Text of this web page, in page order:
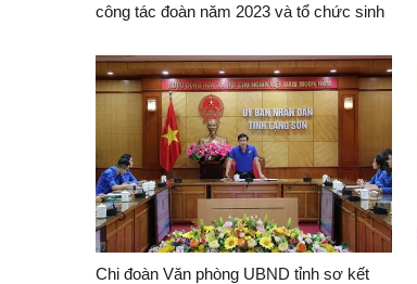
công tác đoàn năm 2023 và tổ chức sinh
Chi đoàn Văn phòng UBND tỉnh sơ kết